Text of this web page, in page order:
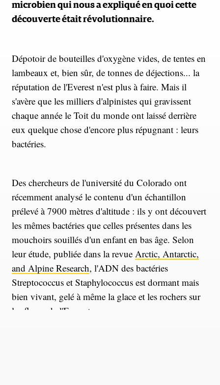
microbien qui nous a expliqué en quoi cette
découverte était révolutionnaire.
Dépotoir de bouteilles d'oxygène vides, de tentes en
lambeaux et, bien sûr, de tonnes de déjections... la
réputation de l'Everest n'est plus à faire. Mais il
s'avère que les milliers d'alpinistes qui gravissent
chaque année le Toit du monde ont laissé derrière
eux quelque chose d'encore plus répugnant : leurs
bactéries.
Des chercheurs de l'université du Colorado ont
récemment analysé le contenu d'un échantillon
prélevé à 7900 mètres d'altitude : ils y ont découvert
les mêmes bactéries que celles présentes dans les
mouchoirs souillés d'un enfant en bas âge. Selon
leur étude, publiée dans la revue Arctic, Antarctic,
and Alpine Research, l'ADN des bactéries
Streptococcus et Staphylococcus est dormant mais
bien vivant, gelé à même la glace et les rochers sur
les flancs de l'Everest.